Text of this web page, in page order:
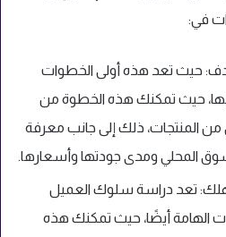
في:
حيث تعد هذه أولى الخطوات
بها، حيث تمكنك هذه الخطوة من
المنتجات، ذلك إلى جانب معرفة
المحلي ومدى جودتها وأسعارها.
تعد دراسة سلوك العميل
الهامة أيضًا، حيث تمكنك هذه